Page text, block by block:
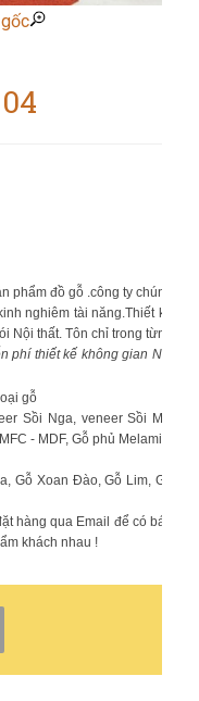
phẩm đồ gỗ .công ty chúng
nghiêm tài năng.Thiết kế
Nội thất. Tôn chỉ trong từng
phí thiết kế không gian Nội
gỗ
Sồi Nga, veneer Sồi Mỹ,
- MDF, Gỗ phủ Melamin,
Gỗ Xoan Đào, Gỗ Lim, Gỗ
hàng qua Email để có báo
khách nhau !